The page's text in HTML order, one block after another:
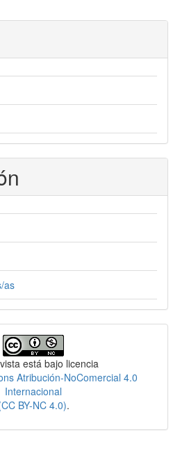
as
está bajo licencia
Atribución-NoComercial 4.0
Internacional
BY-NC 4.0).